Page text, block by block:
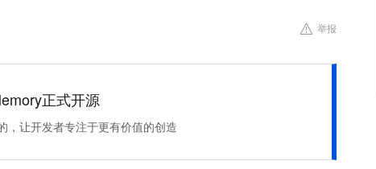
举报
正式开源
，让开发者专注于更有价值的创造